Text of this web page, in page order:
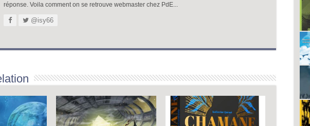
réponse. Voila comment on se retrouve webmaster chez PdE...
@isy66